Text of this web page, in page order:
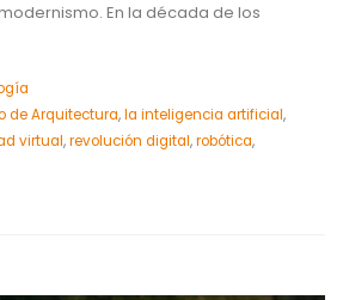
En la década de los
de Arquitectura,la inteligencia artificial,
virtual,revolución digital,robótica,